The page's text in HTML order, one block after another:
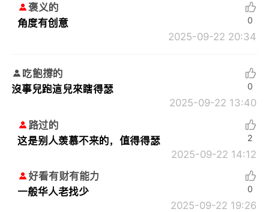
褒义的
角度有创意
2025-09-22 20:34
0
吃飽撐的
沒事兒跑這兒來瞎得瑟
2025-09-22 13:40
0
路过的
这是别人羡慕不来的，值得得瑟
2025-09-22 14:12
2
好看有财有能力
一般华人老找少
2025-09-22 19:26
0